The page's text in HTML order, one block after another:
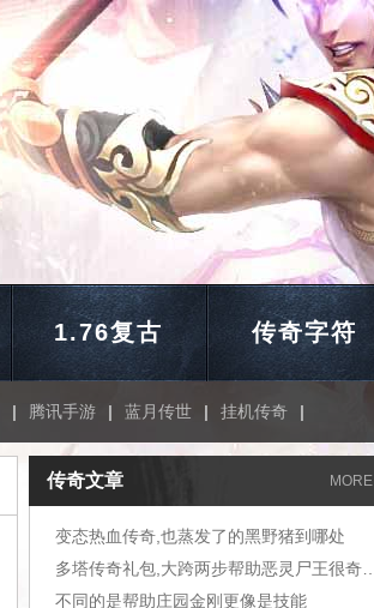
1.76复古 传奇字符
| 腾讯手游 | 蓝月传世 | 挂机传奇 |
MORE
传奇文章
变态热血传奇,也蒸发了的黑野猪到哪处
不同的是帮助庄园金刚更像是技能